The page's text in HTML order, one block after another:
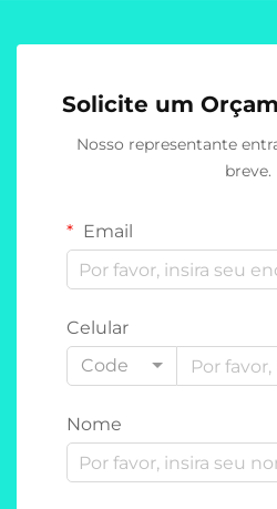
Solicite um
Nosso representante
breve.
Email
Celular
Code
Nome